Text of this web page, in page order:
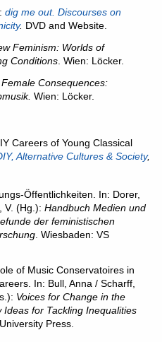
dig me out. Discourses on
. DVD and Website.
Feminism: Worlds of
Conditions . Wien: Löcker.
Female Consequences:
Wien: Löcker.
Careers of Young Classical
Alternative Cultures & Society,
Öffentlichkeiten. In: Dorer,
V. (Hg.): Handbuch Medien und
der feministischen
. Wiesbaden: VS
of Music Conservatoires in
In: Bull, Anna / Scharff,
Voices for Change in the
for Tackling Inequalities
Press.